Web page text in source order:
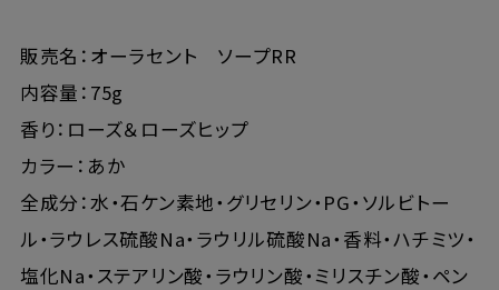
販売名：オーラセント ソープRR
内容量：75g
香り：ローズ＆ローズヒップ
カラー：あか
全成分：水・石ケン素地・グリセリン・PG・ソルビトー
ル・ラウレス硫酸Na・ラウリル硫酸Na・香料・ハチミツ・
塩化Na・ステアリン酸・ラウリン酸・ミリスチン酸・ペン